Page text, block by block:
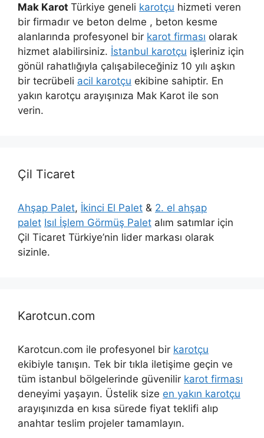
Mak Karot Türkiye geneli karotçu hizmeti veren
bir firmadır ve beton delme , beton kesme
alanlarında profesyonel bir karot firması olarak
hizmet alabilirsiniz. İstanbul karotçu işleriniz için
gönül rahatlığıyla çalışabileceğiniz 10 yılı aşkın
bir tecrübeli acil karotçu ekibine sahiptir. En
yakın karotçu arayışınıza Mak Karot ile son
verin.
Çil Ticaret
Ahşap Palet, İkinci El Palet & 2. el ahşap
palet Isıl İşlem Görmüş Palet alım satımlar için
Çil Ticaret Türkiye’nin lider markası olarak
sizinle.
Karotcun.com
Karotcun.com ile profesyonel bir karotçu
ekibiyle tanışın. Tek bir tıkla iletişime geçin ve
tüm istanbul bölgelerinde güvenilir karot firması
deneyimi yaşayın. Üstelik size en yakın karotçu
arayışınızda en kısa sürede fiyat teklifi alıp
anahtar teslim projeler tamamlayın.